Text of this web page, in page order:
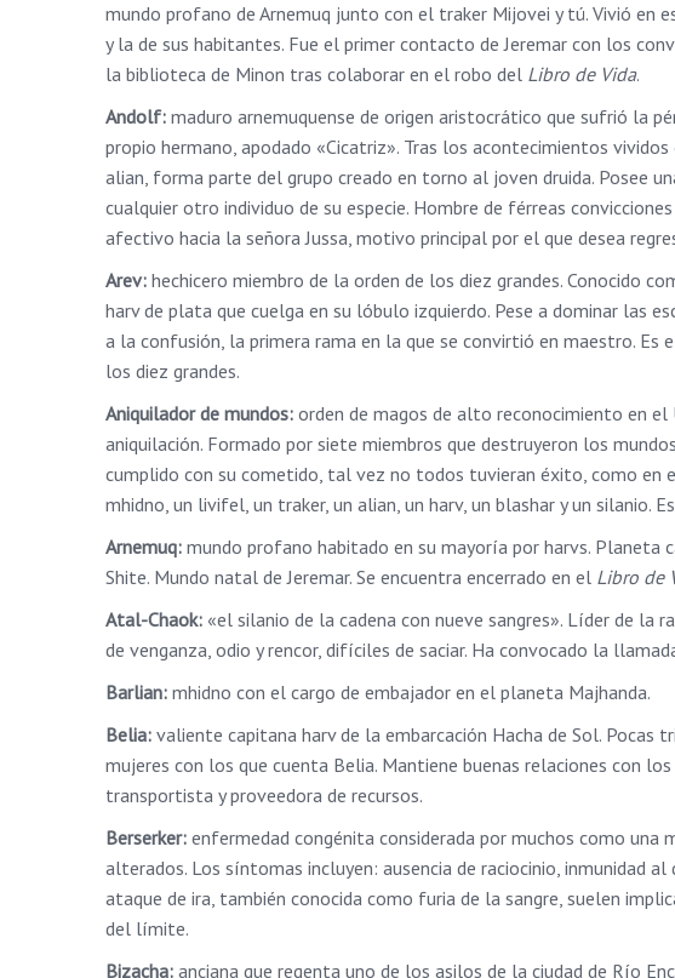
mundo profano de Arnemuq junto con el traker Mijovei y tú. Vivió en
y la de sus habitantes. Fue el primer contacto de Jeremar con los
la biblioteca de Minon tras colaborar en el robo del Libro de Vida.
Andolf: maduro arnemuquense de origen aristocrático que sufrió la
propio hermano, apodado «Cicatriz». Tras los acontecimientos
alian, forma parte del grupo creado en torno al joven druida. Posee
cualquier otro individuo de su especie. Hombre de férreas
afectivo hacia la señora Jussa, motivo principal por el que desea
Arev: hechicero miembro de la orden de los diez grandes. Conocido
harv de plata que cuelga en su lóbulo izquierdo. Pese a dominar las
a la confusión, la primera rama en la que se convirtió en maestro.
los diez grandes.
Aniquilador de mundos: orden de magos de alto reconocimiento en
aniquilación. Formado por siete miembros que destruyeron los
cumplido con su cometido, tal vez no todos tuvieran éxito, como en
mhidno, un livifel, un traker, un alian, un harv, un blashar y un silanio.
Arnemuq: mundo profano habitado en su mayoría por harvs. Planeta
Shite. Mundo natal de Jeremar. Se encuentra encerrado en el Libro de
Atal-Chaok: «el silanio de la cadena con nueve sangres». Líder de la
de venganza, odio y rencor, difíciles de saciar. Ha convocado la
Barlian: mhidno con el cargo de embajador en el planeta Majhanda.
Belia: valiente capitana harv de la embarcación Hacha de Sol.
mujeres con los que cuenta Belia. Mantiene buenas relaciones con
transportista y proveedora de recursos.
Berserker: enfermedad congénita considerada por muchos como
alterados. Los síntomas incluyen: ausencia de raciocinio, inmunidad
ataque de ira, también conocida como furia de la sangre, suelen
del límite.
Bizacha: anciana que regenta uno de los asilos de la ciudad de Río